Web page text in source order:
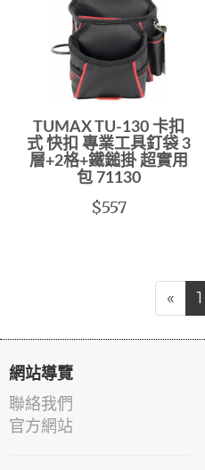
TUMAX TU-130 卡扣
式 快扣 專業工具釘袋 3
層+2格+鐵鎚掛 超實用
包 71130
$557
« 1
網站導覽
聯絡我們
官方網站